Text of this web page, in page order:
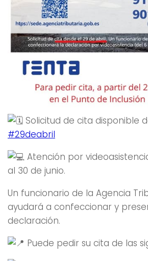
Solicitud de cita disponible
#29deabril
Atención por
al 30 de junio.
Un funcionario de la Agencia
ayudará a confeccionar y
declaración.
Puede pedir su cita de las